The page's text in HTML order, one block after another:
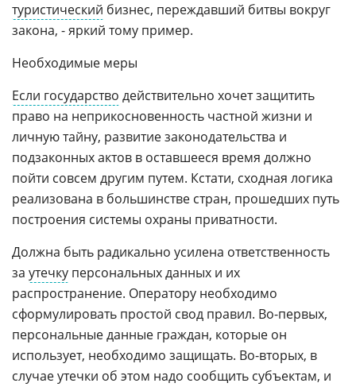
туристический бизнес, переждавший битвы вокруг
закона, - яркий тому пример.
Необходимые меры
Если государство действительно хочет защитить
право на неприкосновенность частной жизни и
личную тайну, развитие законодательства и
подзаконных актов в оставшееся время должно
пойти совсем другим путем. Кстати, сходная логика
реализована в большинстве стран, прошедших путь
построения системы охраны приватности.
Должна быть радикально усилена ответственность
за утечку персональных данных и их
распространение. Оператору необходимо
сформулировать простой свод правил. Во-первых,
персональные данные граждан, которые он
использует, необходимо защищать. Во-вторых, в
случае утечки об этом надо сообщить субъектам, и